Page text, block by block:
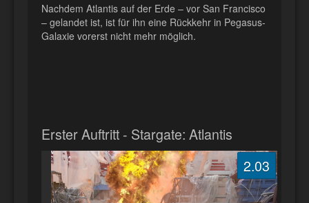
Nachdem Atlantis auf der Erde – vor San Francisco
– gelandet ist, ist für ihn eine Rückkehr in Pegasus-
Galaxie vorerst nicht mehr möglich.
Erster Auftritt - Stargate: Atlantis
2.03